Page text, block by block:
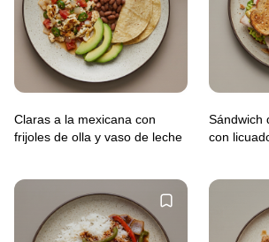
Claras a la mexicana con
frijoles de olla y vaso de leche
Sándwich
con